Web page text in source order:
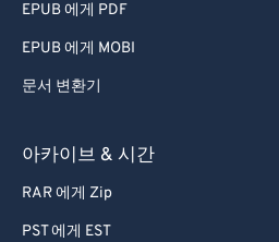
EPUB 에게 PDF
EPUB 에게 MOBI
문서 변환기
아카이브 & 시간
RAR 에게 Zip
PST 에게 EST